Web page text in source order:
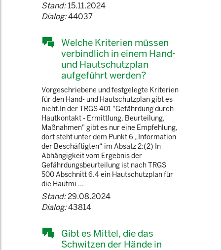
Stand:15.11.2024
Dialog:44037
Welche Kriterien müssen
verbindlich in einem Hand-
und Hautschutzplan
aufgeführt werden?
Vorgeschriebene und festgelegte Kriterien
für den Hand- und Hautschutzplan gibt es
nicht.In der TRGS 401 "Gefährdung durch
Hautkontakt - Ermittlung, Beurteilung,
Maßnahmen" gibt es nur eine Empfehlung,
dort steht unter dem Punkt 6 „Information
der Beschäftigten“ im Absatz 2:(2) In
Abhängigkeit vom Ergebnis der
Gefährdungsbeurteilung ist nach TRGS
500 Abschnitt 6.4 ein Hautschutzplan für
die Hautmi ...
Stand:29.08.2024
Dialog:43814
Gibt es Mittel, die das
Schwitzen der Hände in